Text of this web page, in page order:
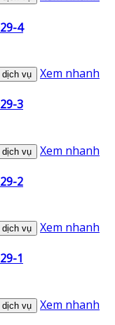
4
dịch vụ Xem nhanh
3
dịch vụ Xem nhanh
2
dịch vụ Xem nhanh
1
dịch vụ Xem nhanh